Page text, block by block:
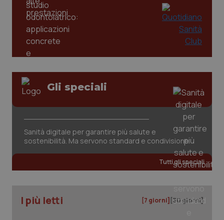
Gli speciali
Sanità digitale per garantire più salute e
sostenibilità. Ma servono standard e condivisione
Tutti gli speciali
I più letti [7 giorni] [30 giorni]
_ga